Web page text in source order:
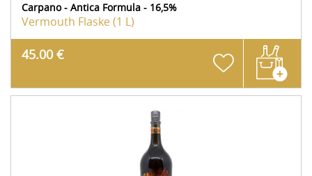
Carpano - Antica Formula - 16,5%
Vermouth Flaske (1 L)
45.00 €